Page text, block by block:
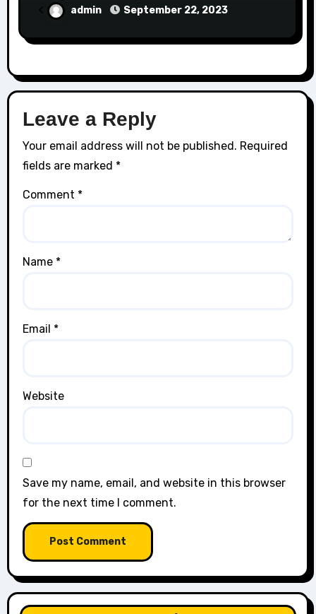
< admin September 22, 2023
Leave a Reply
Your email address will not be published. Required
fields are marked *
Comment *
Name *
Email *
Website
Save my name, email, and website in this browser
for the next time I comment.